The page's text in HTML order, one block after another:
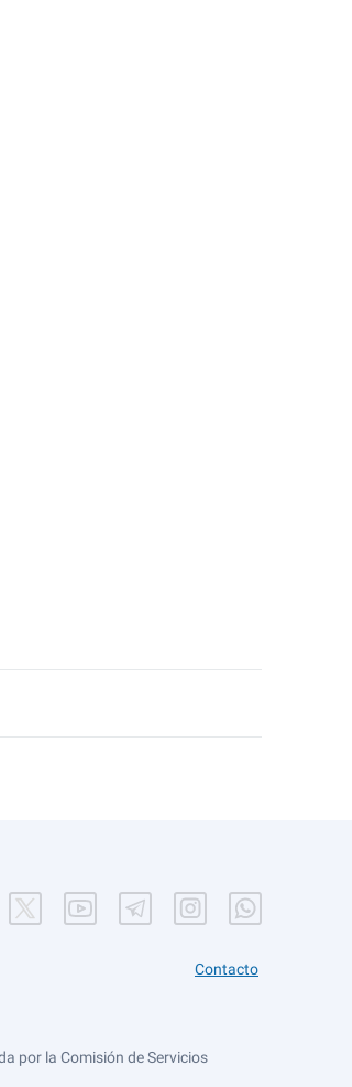
Contacto
por la Comisión de Servicios